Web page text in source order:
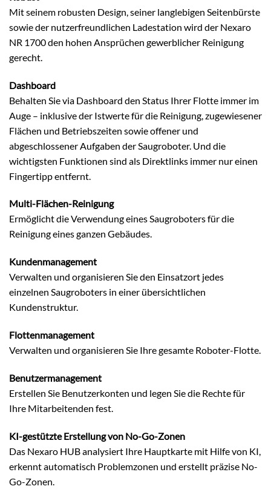
Mit seinem robusten Design, seiner langlebigen Seitenbürste
sowie der nutzerfreundlichen Ladestation wird der Nexaro
NR 1700 den hohen Ansprüchen gewerblicher Reinigung
gerecht.
Dashboard
Behalten Sie via Dashboard den Status Ihrer Flotte immer im
Auge – inklusive der Istwerte für die Reinigung, zugewiesener
Flächen und Betriebszeiten sowie offener und
abgeschlossener Aufgaben der Saugroboter. Und die
wichtigsten Funktionen sind als Direktlinks immer nur einen
Fingertipp entfernt.
Multi-Flächen-Reinigung
Ermöglicht die Verwendung eines Saugroboters für die
Reinigung eines ganzen Gebäudes.
Kundenmanagement
Verwalten und organisieren Sie den Einsatzort jedes
einzelnen Saugroboters in einer übersichtlichen
Kundenstruktur.
Flottenmanagement
Verwalten und organisieren Sie Ihre gesamte Roboter-Flotte.
Benutzermanagement
Erstellen Sie Benutzerkonten und legen Sie die Rechte für
Ihre Mitarbeitenden fest.
KI-gestützte Erstellung von No-Go-Zonen
Das Nexaro HUB analysiert Ihre Hauptkarte mit Hilfe von KI,
erkennt automatisch Problemzonen und erstellt präzise No-
Go-Zonen.